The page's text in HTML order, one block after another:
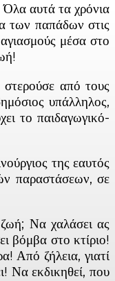
Όλα αυτά τα χρόνια
των παπάδων στις
μέσα στο
από τους
υπάλληλος,
το παιδαγωγικό-
της εαυτός
παραστάσεων, σε
Να χαλάσει ας
βόμβα στο κτίριο!
Από ζήλεια, γιατί
Να εκδικηθεί, που